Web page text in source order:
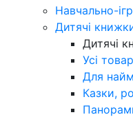
Навчально-
Дитячі
Дитячі
Усі
Для
Казки,